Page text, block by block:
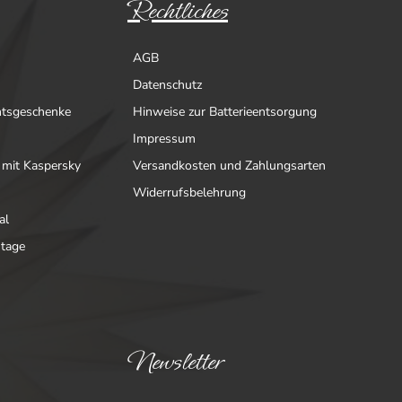
Kaspersky
Rechtliches
AGB
Datenschutz
Hinweise zur Batterieentsorgung
Impressum
Versandkosten und Zahlungsarten
Widerrufsbelehrung
Newsletter